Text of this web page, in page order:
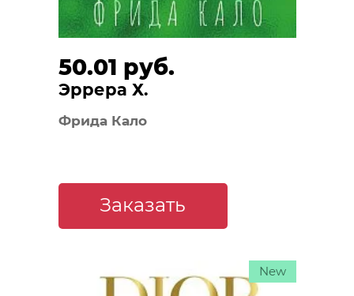
50.01 руб.
Эррера Х.
Фрида Кало
Заказать
New